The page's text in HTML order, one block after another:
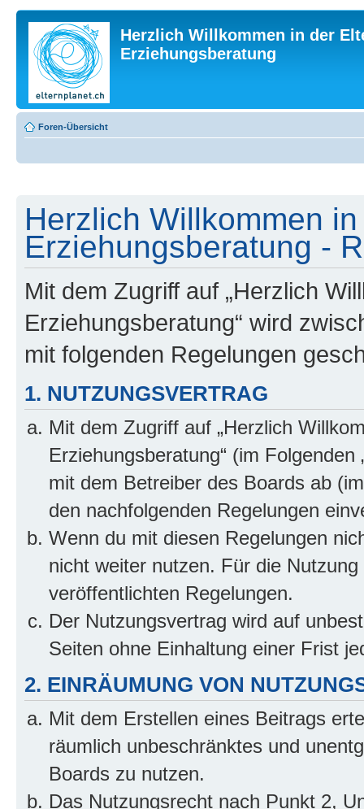
Herzlich Willkommen in der
Erziehungsberatung
Foren-Übersicht
Herzlich Willkommen
Erziehungsberatung -
Mit dem Zugriff auf „Herzlich
Erziehungsberatung“ wird
mit folgenden Regelungen
1. NUTZUNGSVERTRAG
Mit dem Zugriff auf „Herzlich
Erziehungsberatung“ (im
mit dem Betreiber des Boards ab
den nachfolgenden Regelungen
Wenn du mit diesen Regelungen
nicht weiter nutzen. Für die
veröffentlichten Regelungen.
Der Nutzungsvertrag wird auf
Seiten ohne Einhaltung einer Frist
2. EINRÄUMUNG VON
Mit dem Erstellen eines Beitrags
räumlich unbeschränktes und
Boards zu nutzen.
Das Nutzungsrecht nach Punkt 2,